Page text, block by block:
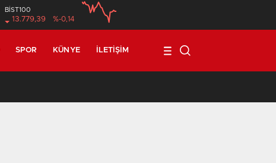
BİST100
13.779,39 %-0,14
SPOR KÜNYE İLETIŞIM